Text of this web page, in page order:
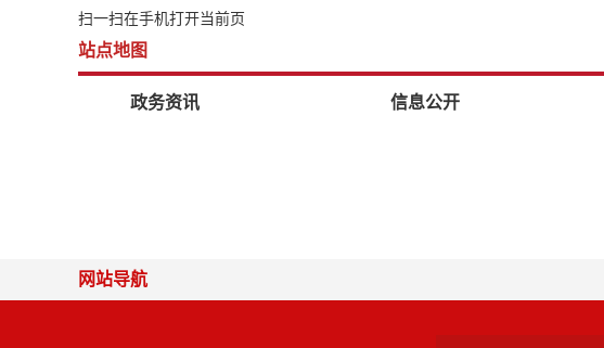
扫一扫在手机打开当前页
站点地图
政务资讯 信息公开
网站导航